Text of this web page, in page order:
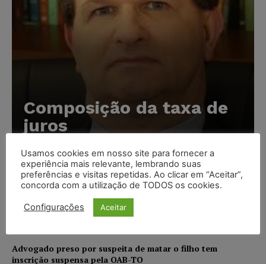
Composição da taxa de
juros
Meta é alvo de denúncia após anúncios com conteúdo
sexual infantil gerado por IA circularem em suas
plataformas
Advogado preso por suspeita de matar o filho tem
inscrição suspensa pela OAB-TO
Usamos cookies em nosso site para fornecer a
experiência mais relevante, lembrando suas
preferências e visitas repetidas. Ao clicar em “Aceitar”,
concorda com a utilização de TODOS os cookies.
Configurações Aceitar